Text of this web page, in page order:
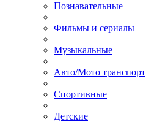
Познавательные
Фильмы и сериалы
Музыкальные
Авто/Мото транспорт
Спортивные
Детские